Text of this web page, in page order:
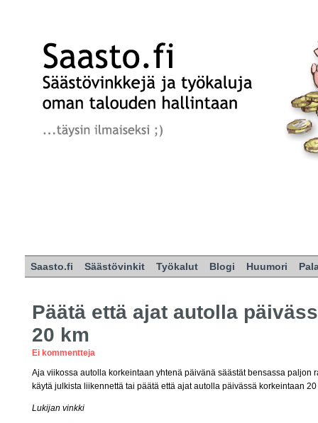
Saasto.fi Säästövinkit Työkalut Blogi Huumori
Päätä että ajat autolla
20 km
Ei kommentteja
Aja viikossa autolla korkeintaan yhtenä päivänä säästät bensassa paljon
käytä julkista liikennettä tai päätä että ajat autolla päivässä korkeintaan 20
Lukijan vinkki